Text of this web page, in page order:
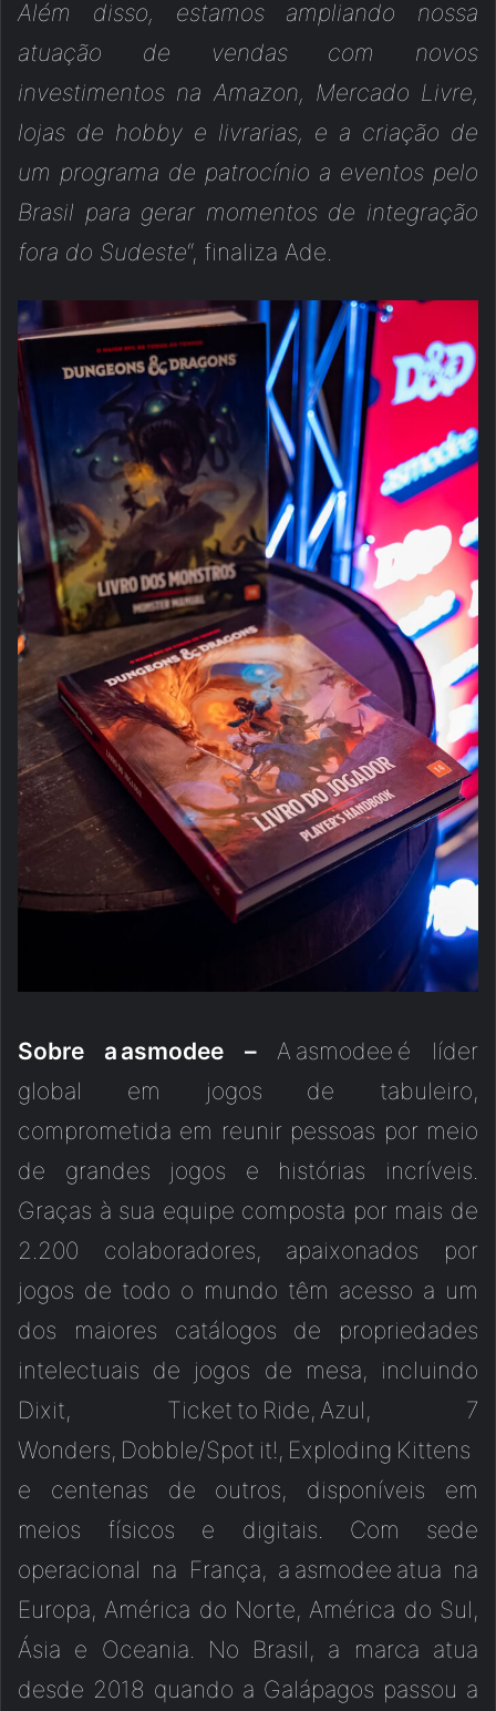
Além disso, estamos ampliando nossa
atuação de vendas com novos
investimentos na Amazon, Mercado Livre,
lojas de hobby e livrarias, e a criação de
um programa de patrocínio a eventos pelo
Brasil para gerar momentos de integração
fora do Sudeste“, finaliza Ade.
Sobre a asmodee – A asmodee é líder
global em jogos de tabuleiro,
comprometida em reunir pessoas por meio
de grandes jogos e histórias incríveis.
Graças à sua equipe composta por mais de
2.200 colaboradores, apaixonados por
jogos de todo o mundo têm acesso a um
dos maiores catálogos de propriedades
intelectuais de jogos de mesa, incluindo
Dixit, Ticket to Ride, Azul, 7
Wonders, Dobble/Spot it!, Exploding Kittens
e centenas de outros, disponíveis em
meios físicos e digitais. Com sede
operacional na França, a asmodee atua na
Europa, América do Norte, América do Sul,
Ásia e Oceania. No Brasil, a marca atua
desde 2018 quando a Galápagos passou a